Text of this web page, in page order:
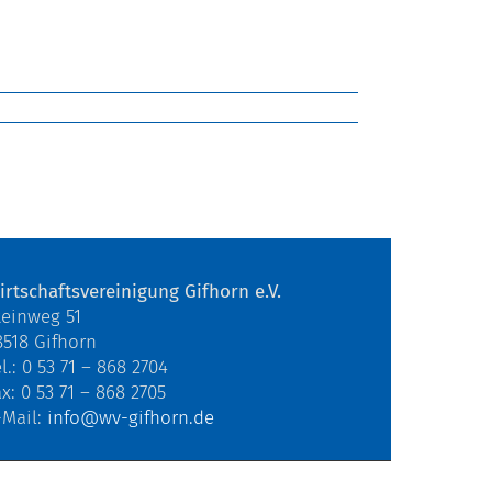
Gifhorn e.V.
51
Gifhorn
0 53 71 – 868 2704
0 53 71 – 868 2705
info@wv-gifhorn.de